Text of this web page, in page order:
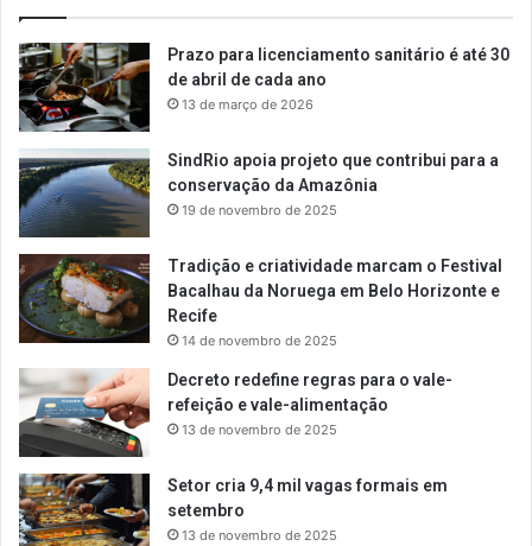
Prazo para licenciamento sanitário é até 30
de abril de cada ano
13 de março de 2026
SindRio apoia projeto que contribui para a
conservação da Amazônia
19 de novembro de 2025
Tradição e criatividade marcam o Festival
Bacalhau da Noruega em Belo Horizonte e
Recife
14 de novembro de 2025
Decreto redefine regras para o vale-
refeição e vale-alimentação
13 de novembro de 2025
Setor cria 9,4 mil vagas formais em
setembro
13 de novembro de 2025